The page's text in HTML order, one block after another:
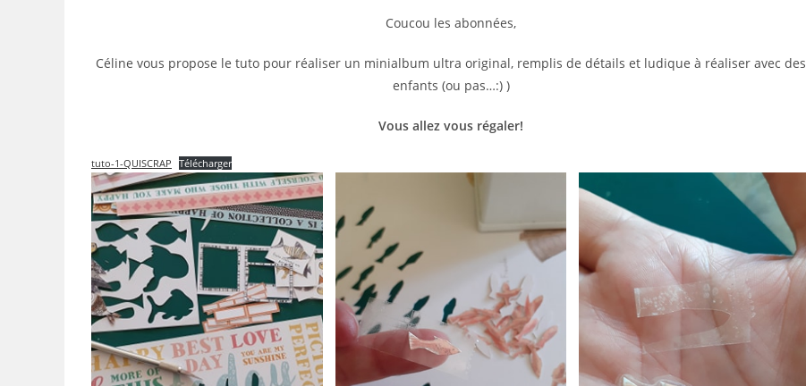
Coucou les abonnées,
Céline vous propose le tuto pour réaliser un minialbum ultra original, remplis de détails et ludique à réaliser avec des
enfants (ou pas…:) )
Vous allez vous régaler!
tuto-1-QUISCRAP Télécharger